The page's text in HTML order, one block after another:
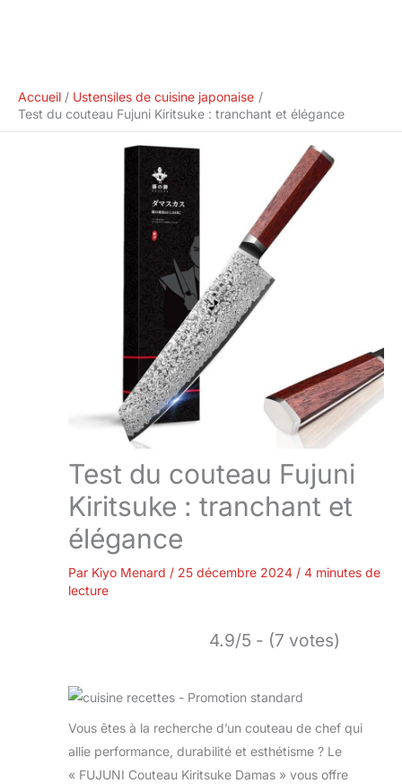
Accueil
Ustensiles de cuisine japonaise
Test du couteau Fujuni Kiritsuke : tranchant et élégance
Test du couteau Fujuni
Kiritsuke : tranchant et
élégance
Par Kiyo Menard / 25 décembre 2024 / 4 minutes de
lecture
4.9/5 - (7 votes)
Vous êtes à la recherche d’un couteau de chef qui
allie performance, durabilité et esthétisme ? Le
« FUJUNI Couteau Kiritsuke Damas » vous offre